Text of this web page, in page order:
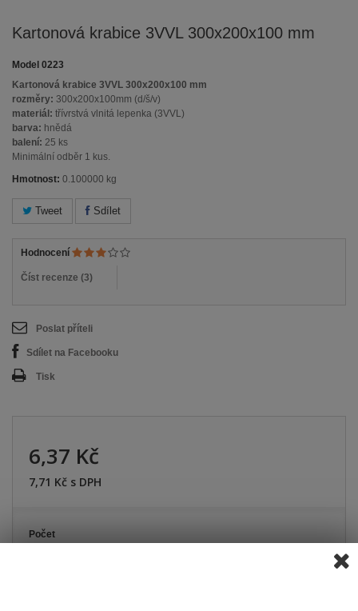
Kartonová krabice 3VVL 300x200x100 mm
Model 0223
Kartonová krabice 3VVL 300x200x100 mm
rozměry: 300x200x100mm (d/š/v)
materiál: třívrstvá vlnitá lepenka (3VVL)
barva: hnědá
balení: 25 ks
Minimální odběr 1 kus.
Hmotnost: 0.100000 kg
Tweet Sdílet
Hodnocení
Číst recenze (3)
Poslat příteli
Sdílet na Facebooku
Tisk
6,37 Kč
7,71 Kč s DPH
Počet